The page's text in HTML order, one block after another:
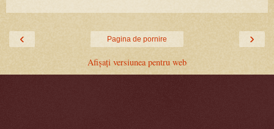
‹ ›
Pagina de pornire
Afișați versiunea pentru web